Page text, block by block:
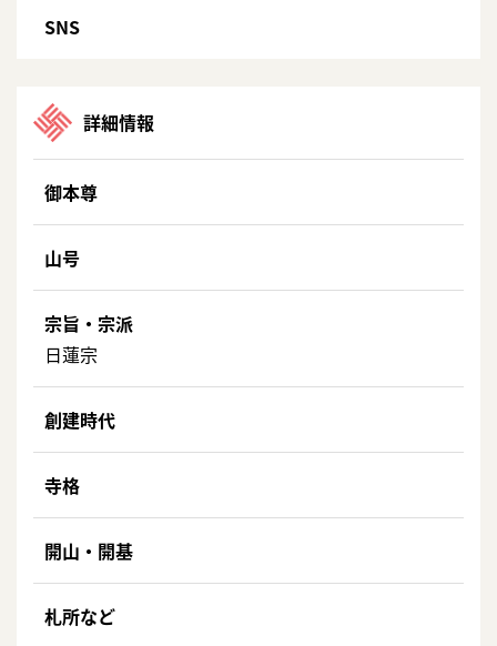
SNS
詳細情報
御本尊
山号
宗旨・宗派
日蓮宗
創建時代
寺格
開山・開基
札所など